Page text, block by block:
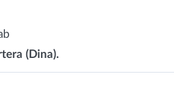
(Dina).